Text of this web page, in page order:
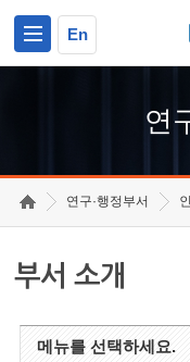
En
연
연구·행정부서
부서 소개
메뉴를 선택하세요.